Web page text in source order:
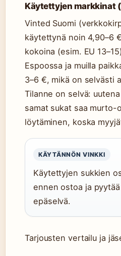
Käytettyjen markkinat
Vinted Suomi
käytettynä noin 4,90–6
kokoina (esim. EU
Espoossa ja muilla
3–6 €, mikä on selvästi
Tilanne on selvä:
samat sukat saa murto-
löytäminen, koska
KÄYTÄNNÖN VINKKI
Käytettyjen sukkien
ennen ostoa ja
epäselvä.
Tarjousten vertailu ja